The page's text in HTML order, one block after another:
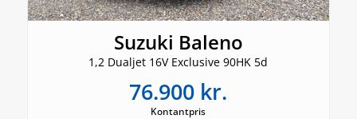
Suzuki Baleno
1,2 Dualjet 16V Exclusive 90HK 5d
76.900 kr.
Kontantpris